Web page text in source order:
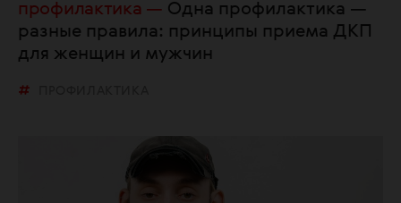
профилактика
Одна профилактика —
разные правила: принципы приема ДКП
для женщин и мужчин